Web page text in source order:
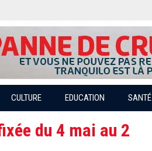
CULTURE EDUCATION SANTÉ
du 4 mai au 2